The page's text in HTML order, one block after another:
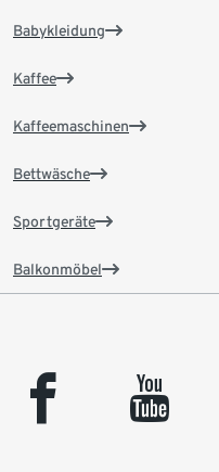
Babykleidung
Kaffee
Kaffeemaschinen
Bettwäsche
Sportgeräte
Balkonmöbel
facebook youtube